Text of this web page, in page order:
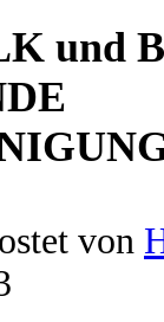
und
von